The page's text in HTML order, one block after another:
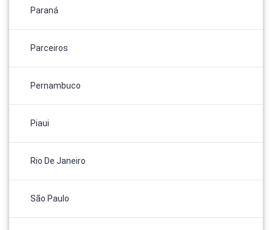
Paraná
Parceiros
Pernambuco
Piaui
Rio De Janeiro
São Paulo